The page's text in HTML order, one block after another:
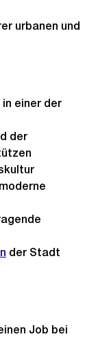
urbanen und
einer der
der
der Stadt
Job bei